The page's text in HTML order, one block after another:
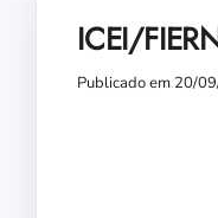
ICEI/
Publicado em 20/